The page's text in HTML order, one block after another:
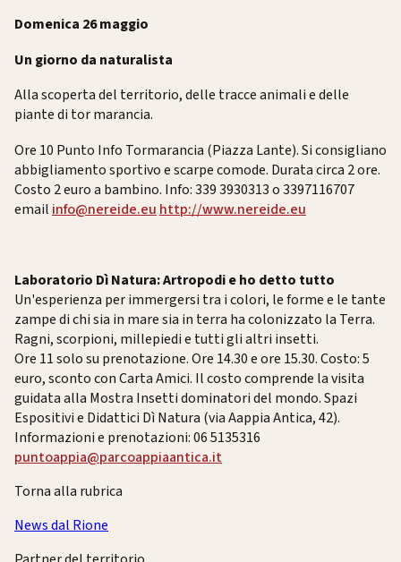
Domenica 26 maggio
Un giorno da naturalista
Alla scoperta del territorio, delle tracce animali e delle
piante di tor marancia.
Ore 10 Punto Info Tormarancia (Piazza Lante). Si consigliano
abbigliamento sportivo e scarpe comode. Durata circa 2 ore.
Costo 2 euro a bambino. Info: 339 3930313 o 3397116707
email info@nereide.eu http://www.nereide.eu
Laboratorio Dì Natura: Artropodi e ho detto tutto
Un'esperienza per immergersi tra i colori, le forme e le tante
zampe di chi sia in mare sia in terra ha colonizzato la Terra.
Ragni, scorpioni, millepiedi e tutti gli altri insetti.
Ore 11 solo su prenotazione. Ore 14.30 e ore 15.30. Costo: 5
euro, sconto con Carta Amici. Il costo comprende la visita
guidata alla Mostra Insetti dominatori del mondo. Spazi
Espositivi e Didattici Dì Natura (via Aappia Antica, 42).
Informazioni e prenotazioni: 06 5135316
puntoappia@parcoappiaantica.it
Torna alla rubrica
News dal Rione